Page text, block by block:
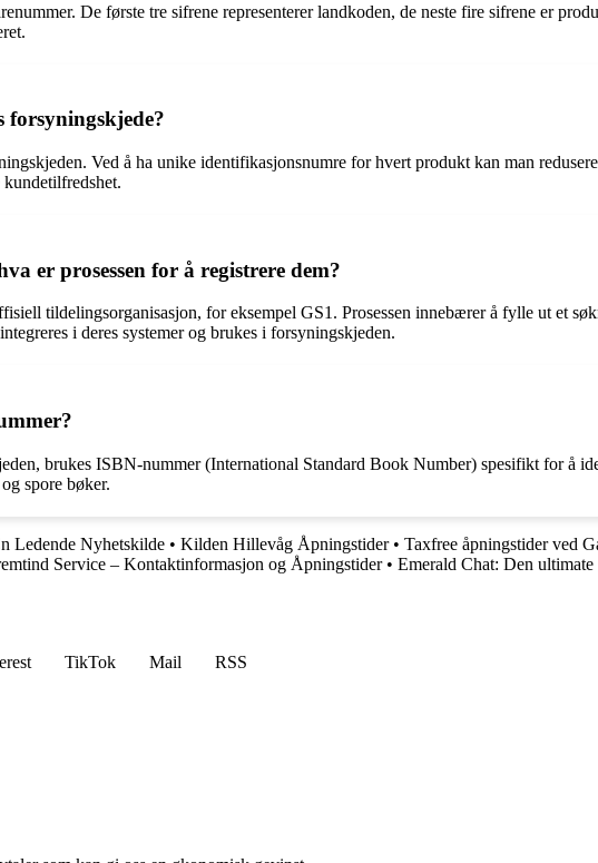
De første tre sifrene representerer landkoden, de neste fire sifrene er
Ved å ha unike identifikasjonsnumre for hvert produkt kan man
er prosessen for å registrere dem?
tildelingsorganisasjon, for eksempel GS1. Prosessen innebærer å fylle ut et
i deres systemer og brukes i forsyningskjeden.
brukes ISBN-nummer (International Standard Book Number) spesifikt for å
spore bøker.
Ledende Nyhetskilde • Kilden Hillevåg Åpningstider• Taxfree åpningstider ved
Service – Kontaktinformasjon og Åpningstider• Emerald Chat: Den ultimate
TikTok Mail
RSS